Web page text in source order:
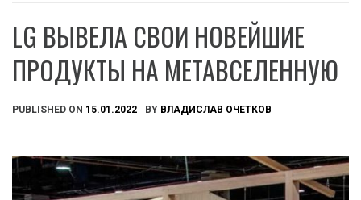
LG ВЫВЕЛА СВОИ НОВЕЙШИЕ
ПРОДУКТЫ НА МЕТАВСЕЛЕННУЮ
PUBLISHED ON 15.01.2022 BY ВЛАДИСЛАВ ОЧЕТКОВ